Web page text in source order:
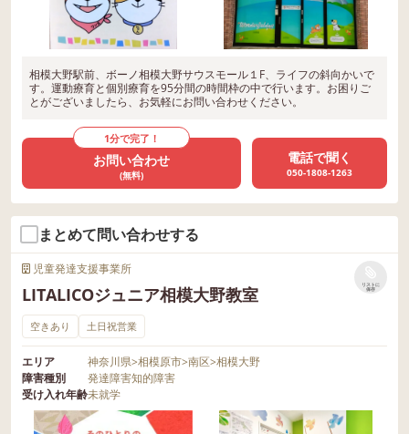
相模大野駅前、ボーノ相模大野サウスモール１F、ライフの斜向かいで
す。運動療育と個別療育を95分間の時間枠の中で行います。お困りご
とがございましたら、お気軽にお問い合わせください。
1分で完了！
お問い合わせ
(無料)
電話で聞く
050-1808-1263
まとめて問い合わせする
児童発達支援事業所
LITALICOジュニア相模大野教室
リストに
保存
空きあり 土日祝営業
エリア 神奈川県>相模原市>南区>相模大野
障害種別
発達障害知的障害
受け入れ年齢未就学